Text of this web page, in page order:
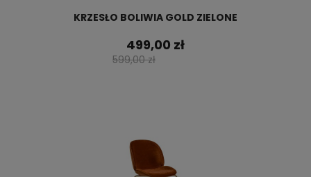
KRZESŁO BOLIWIA GOLD ZIELONE
499,00 zł
599,00 zł